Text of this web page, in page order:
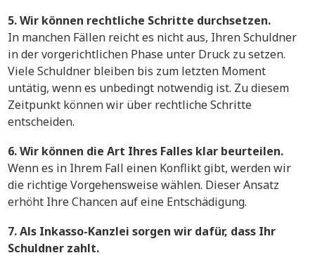
5. Wir können rechtliche Schritte durchsetzen.
In manchen Fällen reicht es nicht aus, Ihren Schuldner
in der vorgerichtlichen Phase unter Druck zu setzen.
Viele Schuldner bleiben bis zum letzten Moment
untätig, wenn es unbedingt notwendig ist. Zu diesem
Zeitpunkt können wir über rechtliche Schritte
entscheiden.
6. Wir können die Art Ihres Falles klar beurteilen.
Wenn es in Ihrem Fall einen Konflikt gibt, werden wir
die richtige Vorgehensweise wählen. Dieser Ansatz
erhöht Ihre Chancen auf eine Entschädigung.
7. Als Inkasso-Kanzlei sorgen wir dafür, dass Ihr
Schuldner zahlt.